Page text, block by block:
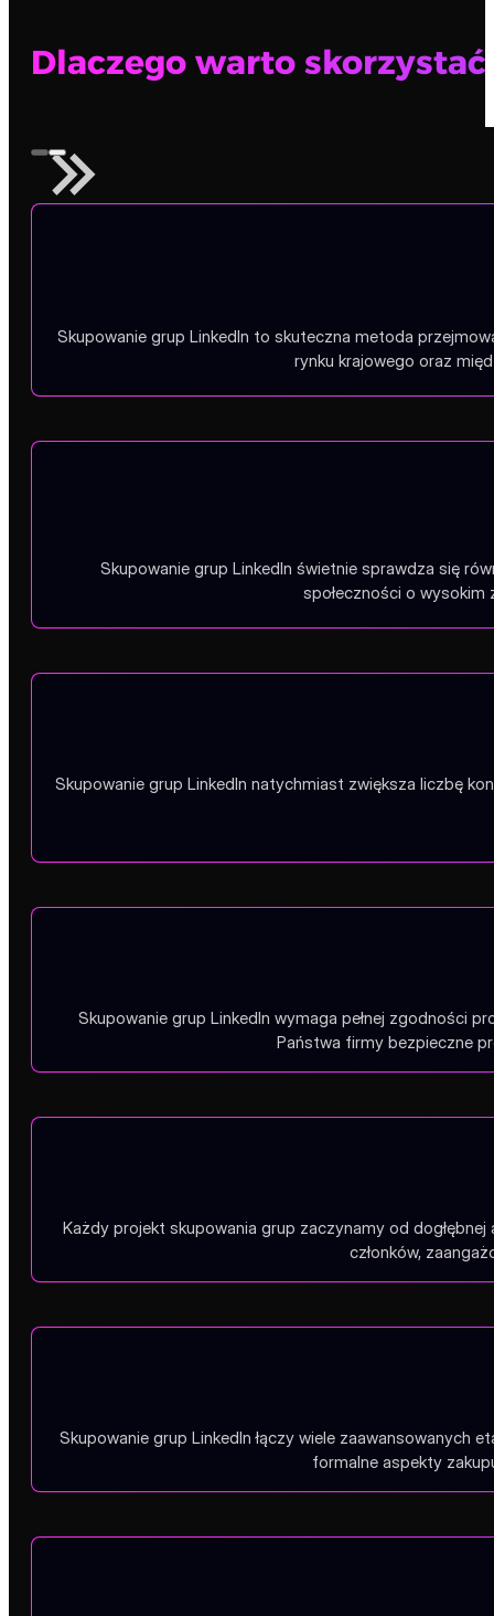
Dlaczego warto
Skupowanie grup LinkedIn to skuteczna metoda
rynku krajowego oraz
Skupowanie grup LinkedIn świetnie sprawdza się
społeczności o
Skupowanie grup LinkedIn natychmiast zwiększa liczbę
Skupowanie grup LinkedIn wymaga pełnej zgodności
Państwa firmy bezpieczne
Każdy projekt skupowania grup zaczynamy od
członków,
Skupowanie grup LinkedIn łączy wiele zaawansowanych
formalne aspekty